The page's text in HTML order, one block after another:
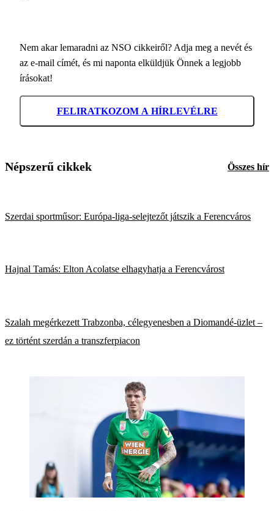
Nem akar lemaradni az NSO cikkeiről? Adja meg a nevét és
az e-mail címét, és mi naponta elküldjük Önnek a legjobb
írásokat!
FELIRATKOZOM A HÍRLEVÉLRE
Népszerű cikkek Összes hír
Szerdai sportműsor: Európa-liga-selejtezőt játszik a Ferencváros
Hajnal Tamás: Elton Acolatse elhagyhatja a Ferencvárost
Szalah megérkezett Trabzonba, célegyenesben a Diomandé-üzlet –
ez történt szerdán a transzferpiacon